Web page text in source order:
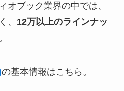
オブック業界の中では、
、 12万以上のラインナッ
の基本情報はこちら。